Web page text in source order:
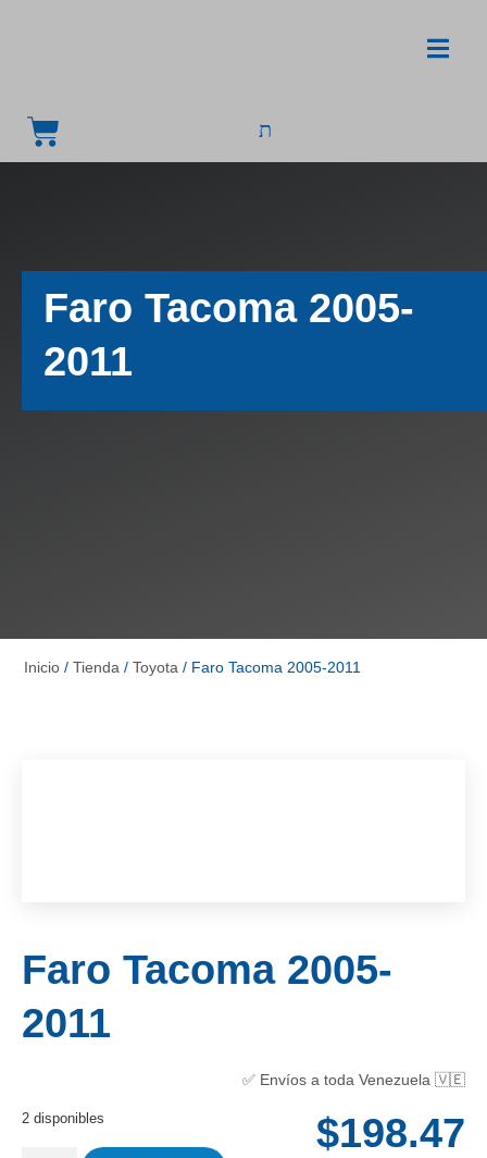
Faro Tacoma 2005-
2011
Inicio / Tienda / Toyota / Faro Tacoma 2005-2011
Faro Tacoma 2005-
2011
✅ Envíos a toda Venezuela 🇻🇪
$198.47
2 disponibles